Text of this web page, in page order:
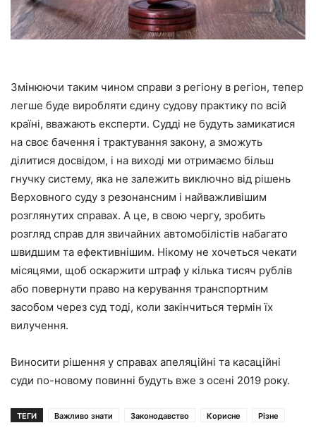
Змінюючи таким чином справи з регіону в регіон, тепер
легше буде виробляти єдину судову практику по всій
країні, вважають експерти. Судді не будуть замикатися
на своє бачення і трактування закону, а зможуть
ділитися досвідом, і на виході ми отримаємо більш
гнучку систему, яка не залежить виключно від рішень
Верховного суду з резонансним і найважливішим
розглянутих справах. А це, в свою чергу, зробить
розгляд справ для звичайних автомобілістів набагато
швидшим та ефективнішим. Нікому не хочеться чекати
місяцями, щоб оскаржити штраф у кілька тисяч рублів
або повернути право на керування транспортним
засобом через суд тоді, коли закінчиться термін їх
вилучення.
Виносити рішення у справах апеляційні та касаційні
суди по-новому повинні будуть вже з осені 2019 року.
ТЕГИ Важливо знати Законодавство Корисне Різне